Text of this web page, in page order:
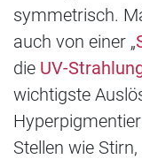
symmetrisch.
auch von einer „
die UV-
wichtigste
Stellen wie